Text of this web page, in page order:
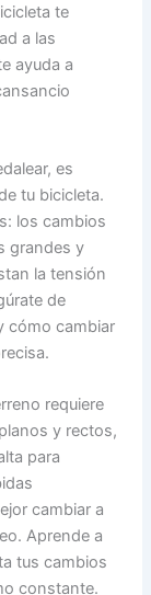
te
a las
ayuda a
es
tu bicicleta.
los cambios
grandes y
la tensión
de
cómo cambiar
requiere
y rectos,
para
cambiar a
Aprende a
tus cambios
constante.